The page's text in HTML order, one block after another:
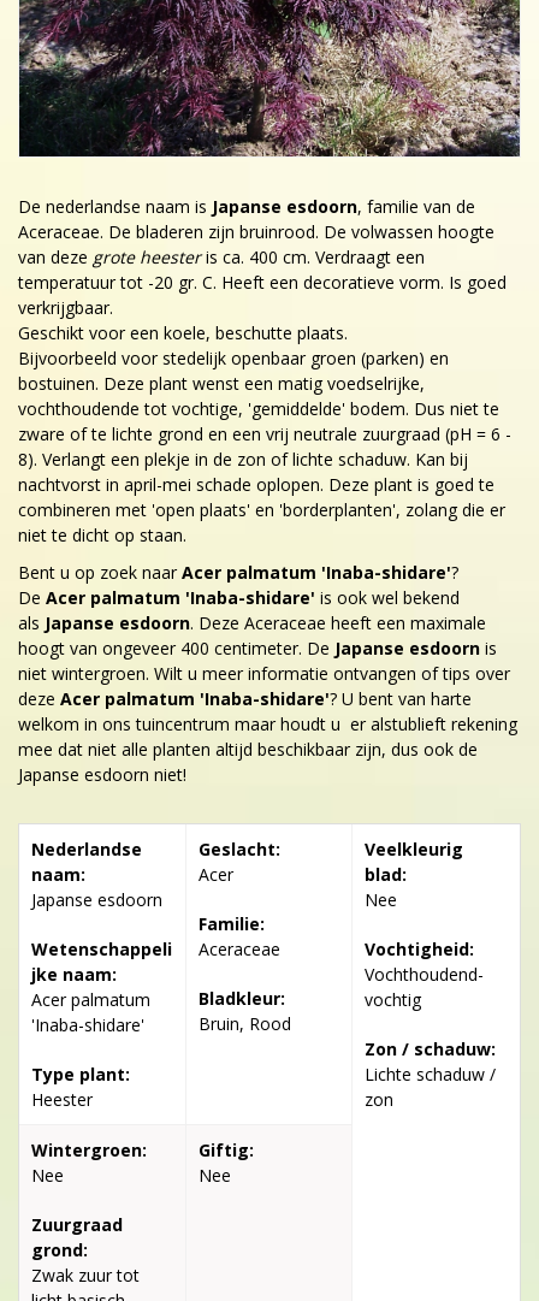
De nederlandse naam is Japanse esdoorn, familie van de
Aceraceae. De bladeren zijn bruinrood. De volwassen hoogte
van deze grote heesteris ca. 400 cm. Verdraagt een
temperatuur tot -20 gr. C. Heeft een decoratieve vorm. Is goed
verkrijgbaar.
Geschikt voor een koele, beschutte plaats.
Bijvoorbeeld voor stedelijk openbaar groen (parken) en
bostuinen. Deze plant wenst een matig voedselrijke,
vochthoudende tot vochtige, 'gemiddelde' bodem. Dus niet te
zware of te lichte grond en een vrij neutrale zuurgraad (pH = 6 -
8). Verlangt een plekje in de zon of lichte schaduw. Kan bij
nachtvorst in april-mei schade oplopen. Deze plant is goed te
combineren met 'open plaats' en 'borderplanten', zolang die er
niet te dicht op staan.
Bent u op zoek naarAcer palmatum 'Inaba-shidare'?
De Acer palmatum 'Inaba-shidare' is ook wel bekend
als Japanse esdoorn. Deze Aceraceae heeft een maximale
hoogt van ongeveer 400 centimeter. De Japanse esdoorn is
niet wintergroen. Wilt u meer informatie ontvangen of tips over
deze Acer palmatum 'Inaba-shidare'? U bent van harte
welkom in ons tuincentrum maar houdt u er alstublieft rekening
mee dat niet alle planten altijd beschikbaar zijn, dus ook de
Japanse esdoorn niet!
Nederlandse
naam:
Japanse esdoorn
Wetenschappeli
jke naam:
Acer palmatum
'Inaba-shidare'
Type plant:
Heester
Geslacht:
Acer
Familie:
Aceraceae
Bladkleur:
Bruin, Rood
Veelkleurig
blad:
Nee
Vochtigheid:
Vochthoudend-
vochtig
Zon / schaduw:
Lichte schaduw /
zon
Wintergroen:
Nee
Zuurgraad
grond:
Zwak zuur tot
Giftig:
Nee